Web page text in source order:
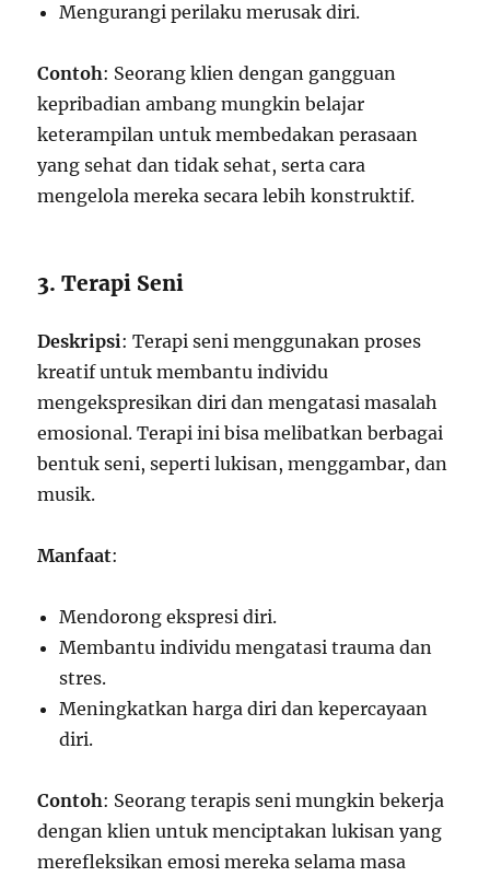
Mengurangi perilaku merusak diri.
Contoh: Seorang klien dengan gangguan
kepribadian ambang mungkin belajar
keterampilan untuk membedakan perasaan
yang sehat dan tidak sehat, serta cara
mengelola mereka secara lebih konstruktif.
3. Terapi Seni
Deskripsi: Terapi seni menggunakan proses
kreatif untuk membantu individu
mengekspresikan diri dan mengatasi masalah
emosional. Terapi ini bisa melibatkan berbagai
bentuk seni, seperti lukisan, menggambar, dan
musik.
Manfaat:
Mendorong ekspresi diri.
Membantu individu mengatasi trauma dan
stres.
Meningkatkan harga diri dan kepercayaan
diri.
Contoh: Seorang terapis seni mungkin bekerja
dengan klien untuk menciptakan lukisan yang
merefleksikan emosi mereka selama masa